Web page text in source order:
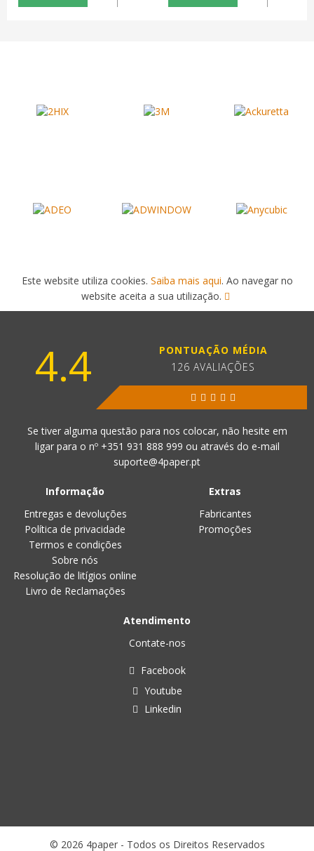
Este website utiliza cookies. Saiba mais aqui. Ao navegar no
website aceita a sua utilização.
4.4
PONTUAÇÃO MÉDIA
126 AVALIAÇÕES
Se tiver alguma questão para nos colocar, não hesite em
ligar para o nº +351 931 888 999 ou através do e-mail
suporte@4paper.pt
Informação
Entregas e devoluções
Política de privacidade
Termos e condições
Sobre nós
Resolução de litígios online
Livro de Reclamações
Extras
Fabricantes
Promoções
Atendimento
Contate-nos
Facebook
Youtube
Linkedin
© 2026 4paper - Todos os Direitos Reservados